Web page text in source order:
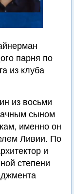
парня по
из клуба
из восьми
сыном
именно он
Ливии. По
и
степени